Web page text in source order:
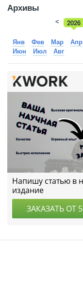
Архивы
2026
<
Янв Фев Мар Апр
Июн
Июл Авг